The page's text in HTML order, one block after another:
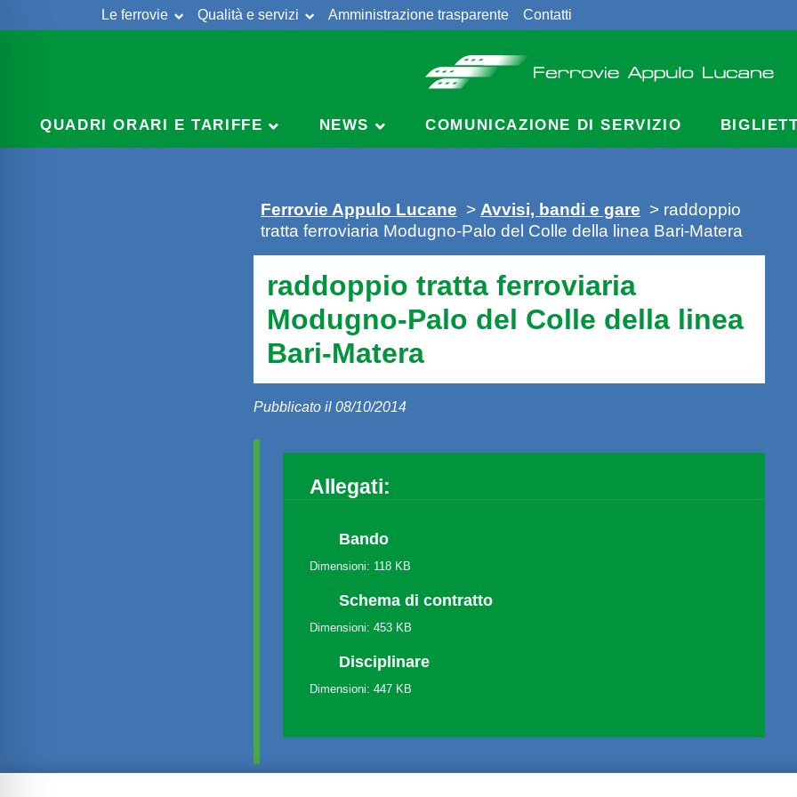
Le ferrovie Qualità e servizi Amministrazione trasparente Contatti
QUADRI ORARI E TARIFFE NEWS COMUNICAZIONE DI SERVIZIO
Ferrovie Appulo Lucane > Avvisi, bandi e gare > raddoppio
tratta ferroviaria Modugno-Palo del Colle della linea Bari-Matera
raddoppio tratta ferroviaria
Modugno-Palo del Colle della linea
Bari-Matera
Pubblicato il 08/10/2014
Allegati:
Bando
Dimensioni: 118 KB
Schema di contratto
Dimensioni: 453 KB
Disciplinare
Dimensioni: 447 KB